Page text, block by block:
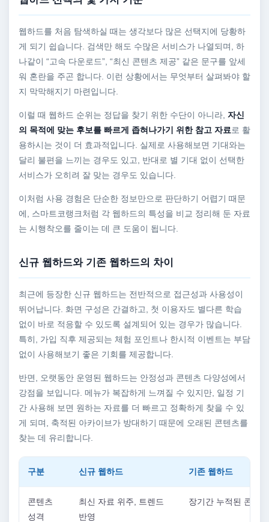
웹하드를 처음 탐색하실 때는 생각보다 많은 선택지에 당황하
게 되기 쉽습니다. 검색만 해도 수많은 서비스가 나열되며, 하
나같이 “고속 다운로드”, “최신 콘텐츠 제공” 같은 문구를 앞세
워 혼란을 주곤 합니다. 이런 상황에서는 무엇부터 살펴봐야 할
지 막막해지기 마련입니다.
이럴 때 웹하드 순위는 정답을 찾기 위한 수단이 아니라, 자신
의 목적에 맞는 후보를 빠르게 좁혀나가기 위한 참고 자료로 활
용하시는 것이 더 효과적입니다. 실제로 사용해보면 기대와는
달리 불편을 느끼는 경우도 있고, 반대로 별 기대 없이 선택한
서비스가 오히려 잘 맞는 경우도 있습니다.
이처럼 사용 경험은 단순한 정보만으로 판단하기 어렵기 때문
에, 스마트코랭크처럼 각 웹하드의 특성을 비교 정리해 둔 자료
는 시행착오를 줄이는 데 큰 도움이 됩니다.
신규 웹하드와 기존 웹하드의 차이
최근에 등장한 신규 웹하드는 전반적으로 접근성과 사용성이
뛰어납니다. 화면 구성은 간결하고, 첫 이용자도 별다른 학습
없이 바로 적응할 수 있도록 설계되어 있는 경우가 많습니다.
특히, 가입 직후 제공되는 체험 포인트나 한시적 이벤트는 부담
없이 사용해보기 좋은 기회를 제공합니다.
반면, 오랫동안 운영된 웹하드는 안정성과 콘텐츠 다양성에서
강점을 보입니다. 메뉴가 복잡하게 느껴질 수 있지만, 일정 기
간 사용해 보면 원하는 자료를 더 빠르고 정확하게 찾을 수 있
게 되며, 축적된 아카이브가 방대하기 때문에 오래된 콘텐츠를
찾는 데 유리합니다.
구분 신규 웹하드 기존 웹하드
콘텐츠
성격
최신 자료 위주, 트렌드
반영
장기간 누적된 콘텐